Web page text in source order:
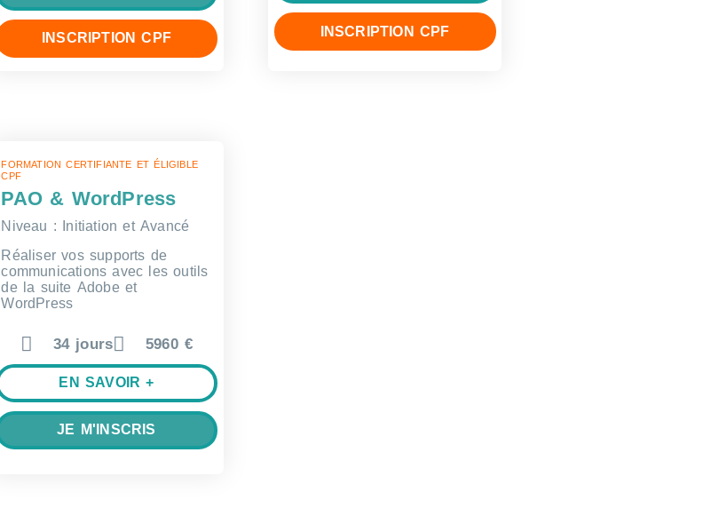
INSCRIPTION CPF INSCRIPTION CPF
FORMATION CERTIFIANTE ET ÉLIGIBLE
CPF
PAO & WordPress
Niveau : Initiation et Avancé
Réaliser vos supports de
communications avec les outils
de la suite Adobe et
WordPress
34 jours 5960 €
EN SAVOIR +
JE M'INSCRIS